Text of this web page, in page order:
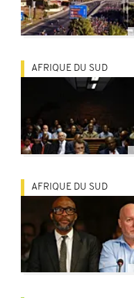
AFRIQUE DU SUD
AFRIQUE DU SUD